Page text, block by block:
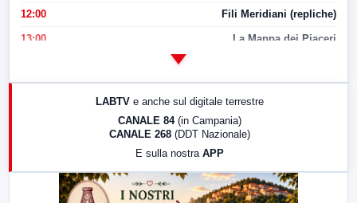
12:00 Fili Meridiani (repliche)
13:00 La Mappa dei Piaceri
LabNews (replica)
LABTV e anche sul digitale terrestre
CANALE 84 (in Campania)
CANALE 268 (DDT Nazionale)
E sulla nostra APP